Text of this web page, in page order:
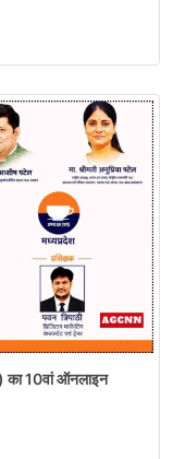
का 10वां ऑनलाइन